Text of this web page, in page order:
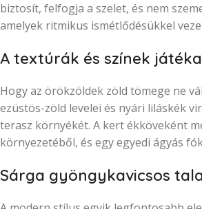
biztosít, felfogja a szelet, és nem
amelyek ritmikus ismétlődésükkel
A textúrák és színek játéka
Hogy az örökzöldek zöld tömege ne
ezüstös-zöld levelei és nyári liláskék
terasz környékét. A kert ékköveként
környezetéből, és egy egyedi ágyás
Sárga gyöngykavicsos